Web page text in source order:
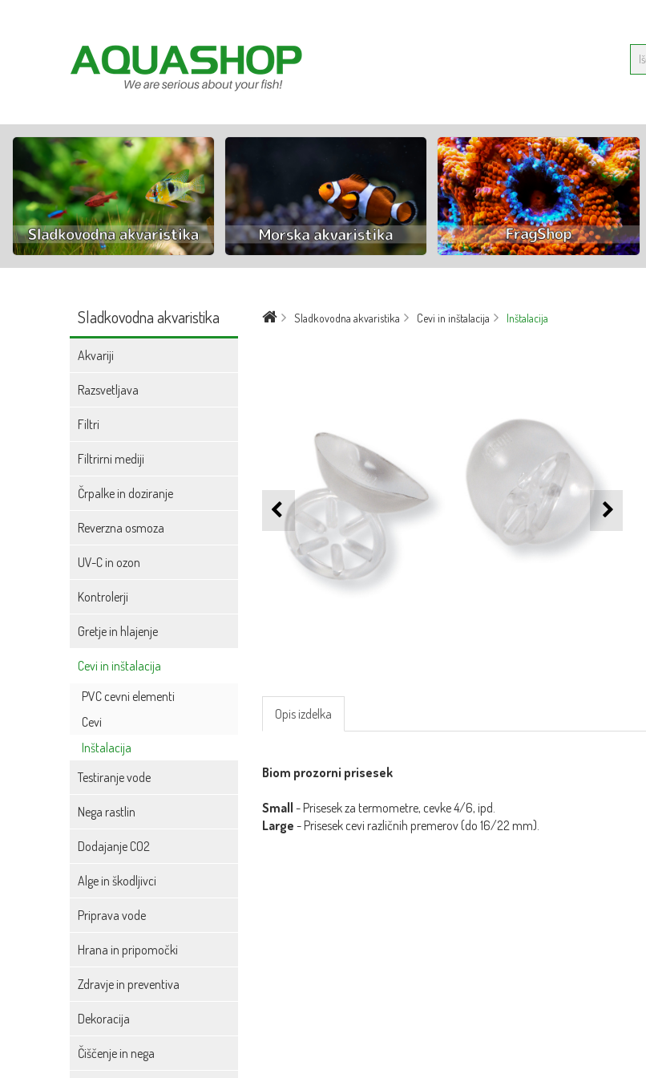
Sladkovodna akvaristika
Akvariji
Razsvetljava
Filtri
Filtrirni mediji
Črpalke in doziranje
Reverzna osmoza
UV-C in ozon
Kontrolerji
Gretje in hlajenje
Cevi in inštalacija
PVC cevni elementi
Cevi
Inštalacija
Testiranje vode
Nega rastlin
Dodajanje CO2
Alge in škodljivci
Priprava vode
Hrana in pripomočki
Zdravje in preventiva
Dekoracija
Čiščenje in nega
Sladkovodna akvaristika Cevi in inštalacija Inštalacija
Opis izdelka
Biom prozorni prisesek
Small - Prisesek za termometre, cevke 4/6, ipd.
Large - Prisesek cevi različnih premerov (do 16/22 mm).